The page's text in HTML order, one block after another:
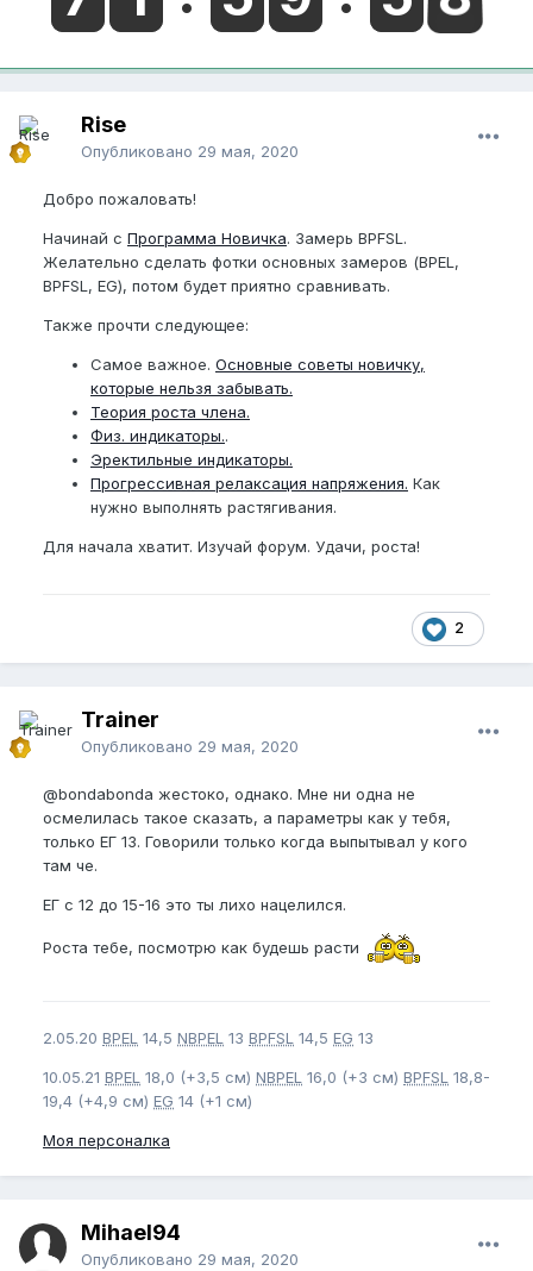
Rise
Опубликовано 29 мая, 2020
Добро пожаловать!
Начинай с Программа Новичка. Замерь BPFSL.
Желательно сделать фотки основных замеров (BPEL,
BPFSL, EG), потом будет приятно сравнивать.
Также прочти следующее:
Самое важное. Основные советы новичку,
которые нельзя забывать.
Теория роста члена.
Физ. индикаторы..
Эректильные индикаторы.
Прогрессивная релаксация напряжения. Как
нужно выполнять растягивания.
Для начала хватит. Изучай форум. Удачи, роста!
2
Trainer
Опубликовано 29 мая, 2020
@bondabonda жестоко, однако. Мне ни одна не
осмелилась такое сказать, а параметры как у тебя,
только ЕГ 13. Говорили только когда выпытывал у кого
там че.
ЕГ с 12 до 15-16 это ты лихо нацелился.
Роста тебе, посмотрю как будешь расти
2.05.20 BPEL 14,5 NBPEL 13 BPFSL 14,5 EG 13
10.05.21 BPEL 18,0 (+3,5 см) NBPEL 16,0 (+3 см) BPFSL 18,8-
19,4 (+4,9 см) EG 14 (+1 см)
Моя персоналка
Mihael94
Опубликовано 29 мая, 2020